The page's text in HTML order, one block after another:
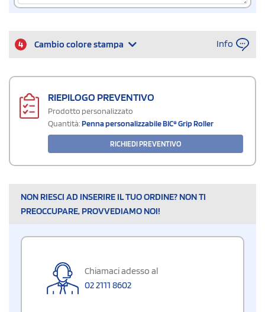
4 Cambio colore stampa Info
RIEPILOGO PREVENTIVO
Prodotto personalizzato
Quantità:Penna personalizzabile BIC® Grip Roller
RICHIEDI PREVENTIVO
NON RIESCI AD INSERIRE IL TUO ORDINE? NON TI
PREOCCUPARE, PROVVEDIAMO NOI!
Chiamaci adesso al
02 2111 8602